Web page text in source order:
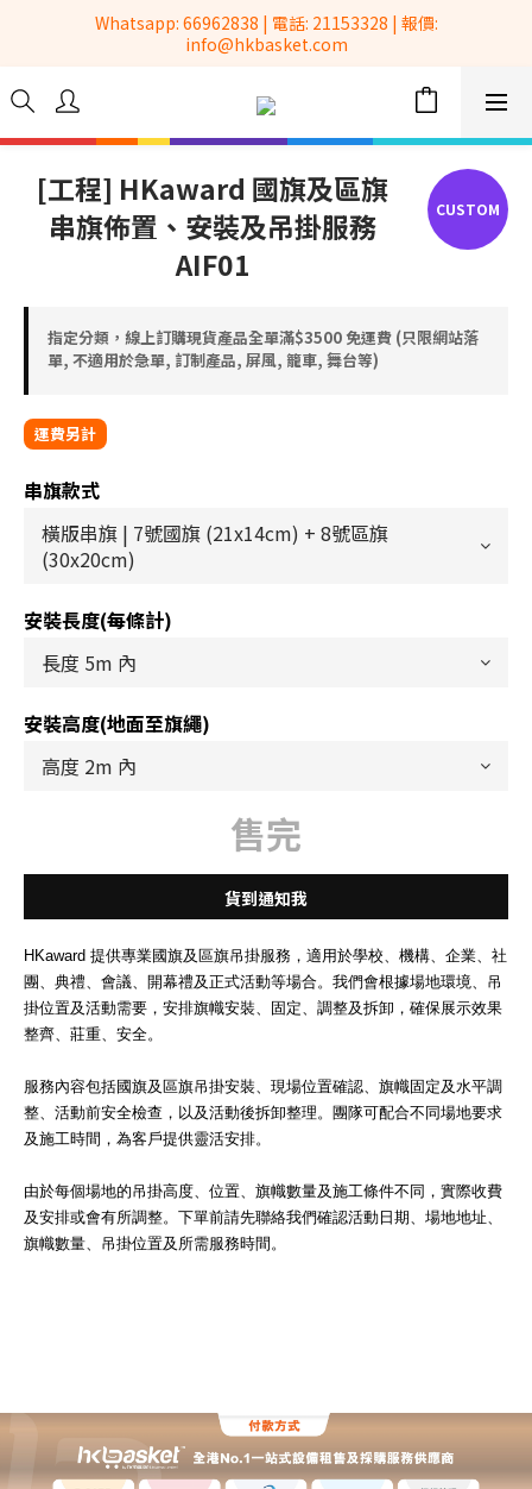
全港No.1一站式設備租售及採購服務供應商
info@hkbasket.com
全港No.1一站式設備租售及採購服務供應商
[工程] HKaward 國旗及區旗
串旗佈置、安裝及吊掛服務
AIF01
指定分類，線上訂購現貨產品全單滿$3500 免運費 (只限網站落
單, 不適用於急單, 訂制產品, 屏風, 籠車, 舞台等)
串旗款式
安裝長度(每條計)
安裝高度(地面至旗繩)
售完
貨到通知我
HKaward 提供專業國旗及區旗吊掛服務，適用於學校、機構、企業、社
團、典禮、會議、開幕禮及正式活動等場合。我們會根據場地環境、吊
掛位置及活動需要，安排旗幟安裝、固定、調整及拆卸，確保展示效果
整齊、莊重、安全。
服務內容包括國旗及區旗吊掛安裝、現場位置確認、旗幟固定及水平調
整、活動前安全檢查，以及活動後拆卸整理。團隊可配合不同場地要求
及施工時間，為客戶提供靈活安排。
由於每個場地的吊掛高度、位置、旗幟數量及施工條件不同，實際收費
及安排或會有所調整。下單前請先聯絡我們確認活動日期、場地地址、
旗幟數量、吊掛位置及所需服務時間。